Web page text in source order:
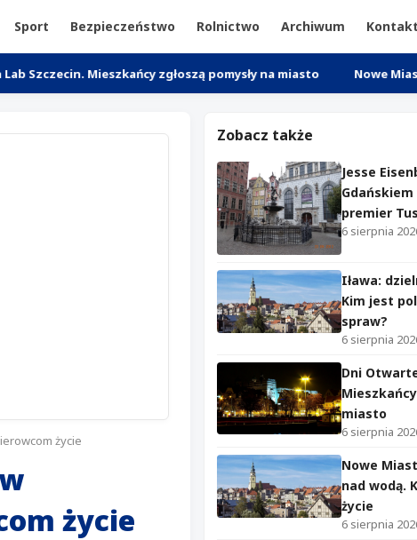
Sport Bezpieczeństwo Rolnictwo Archiwum Kontakt
Mieszkańcy zgłoszą pomysły na miasto Nowe Miasto
życie
życie
Zobacz także
Jesse
premier
6 sierpnia
Iława:
Kim jest
spraw?
6 sierpnia
Dni
miasto
6 sierpnia
Nowe
nad wodą.
życie
6 sierpnia